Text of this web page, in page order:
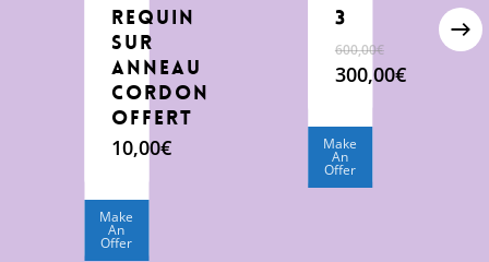
requin
sur
anneau
cordon
offert
10,00€
Make
An
Offer
3
600,00€
Le
initial
était :
600,00€.
300,00€
prix
actuel
est :
300,00€.
Make
An
Offer